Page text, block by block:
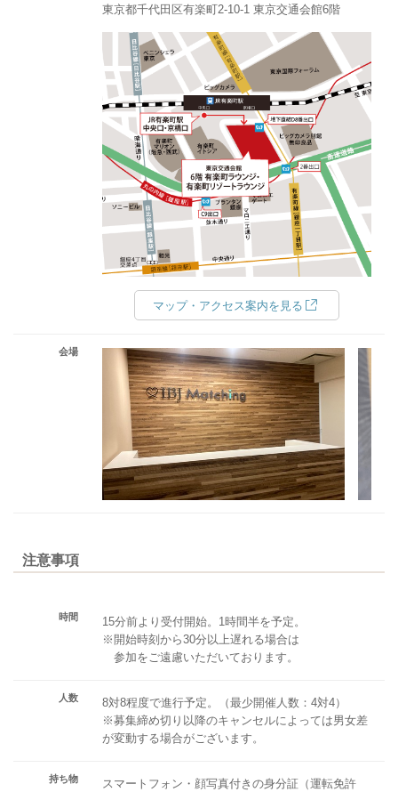
東京都千代田区有楽町2-10-1 東京交通会館6階
マップ・アクセス案内を見る
会場
注意事項
時間
15分前より受付開始。1時間半を予定。
※開始時刻から30分以上遅れる場合は
参加をご遠慮いただいております。
人数
8対8程度で進行予定。（最少開催人数：4対4）
※募集締め切り以降のキャンセルによっては男女差
が変動する場合がございます。
持ち物
スマートフォン・顔写真付きの身分証（運転免許